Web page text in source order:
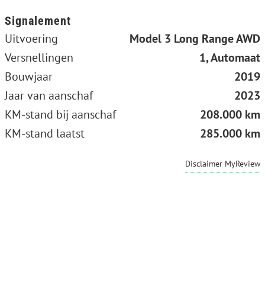
Signalement
Uitvoering
Model 3 Long Range AWD
Versnellingen
1, Automaat
Bouwjaar
2019
Jaar van aanschaf
2023
KM-stand bij aanschaf
208.000 km
KM-stand laatst
285.000 km
Disclaimer MyReview